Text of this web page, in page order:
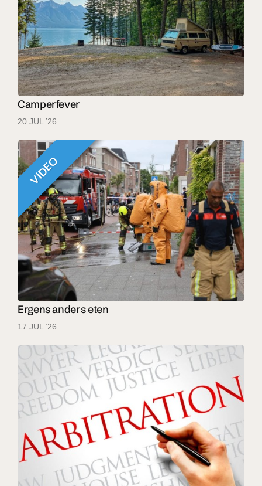
Camperfever
20 JUL ’26
VIDEO
Ergens anders eten
17 JUL ’26